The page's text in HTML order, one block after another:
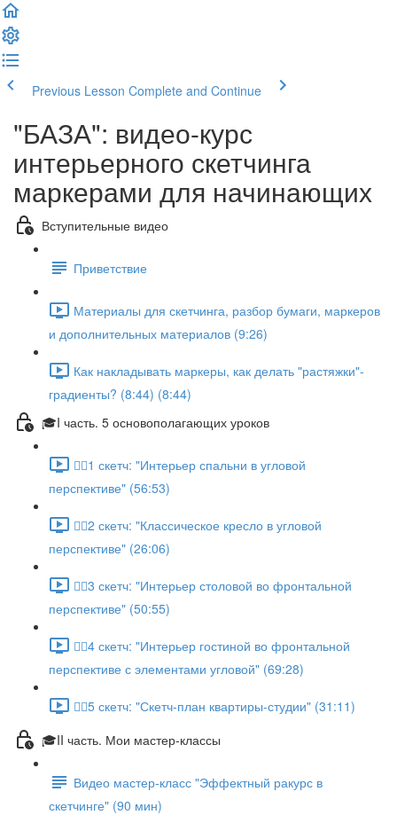
Previous Lesson Complete and Continue
"БАЗА": видео-курс
интерьерного скетчинга
маркерами для начинающих
Вступительные видео
Приветствие
Материалы для скетчинга, разбор бумаги, маркеров
и дополнительных материалов (9:26)
Как накладывать маркеры, как делать "растяжки"-
градиенты? (8:44) (8:44)
🎓I часть. 5 основополагающих уроков
✍🏼1 скетч: "Интерьер спальни в угловой
перспективе" (56:53)
✍🏼2 скетч: "Классическое кресло в угловой
перспективе" (26:06)
✍🏼3 скетч: "Интерьер столовой во фронтальной
перспективе" (50:55)
✍🏼4 скетч: "Интерьер гостиной во фронтальной
перспективе с элементами угловой" (69:28)
✍🏼5 скетч: "Скетч-план квартиры-студии" (31:11)
🎓II часть. Мои мастер-классы
Видео мастер-класс "Эффектный ракурс в
скетчинге" (90 мин)